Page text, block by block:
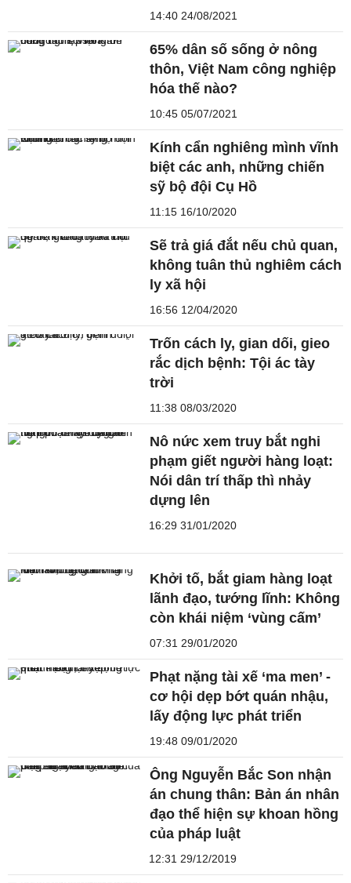
14:40 24/08/2021
65% dân số sống ở nông
thôn, Việt Nam công nghiệp
hóa thế nào?
10:45 05/07/2021
Kính cẩn nghiêng mình vĩnh
biệt các anh, những chiến
sỹ bộ đội Cụ Hồ
11:15 16/10/2020
Sẽ trả giá đắt nếu chủ quan,
không tuân thủ nghiêm cách
ly xã hội
16:56 12/04/2020
Trốn cách ly, gian dối, gieo
rắc dịch bệnh: Tội ác tày
trời
11:38 08/03/2020
Nô nức xem truy bắt nghi
phạm giết người hàng loạt:
Nói dân trí thấp thì nhảy
dựng lên
16:29 31/01/2020
Khởi tố, bắt giam hàng loạt
lãnh đạo, tướng lĩnh: Không
còn khái niệm ‘vùng cấm’
07:31 29/01/2020
Phạt nặng tài xế ‘ma men’ -
cơ hội dẹp bớt quán nhậu,
lấy động lực phát triển
19:48 09/01/2020
Ông Nguyễn Bắc Son nhận
án chung thân: Bản án nhân
đạo thể hiện sự khoan hồng
của pháp luật
12:31 29/12/2019